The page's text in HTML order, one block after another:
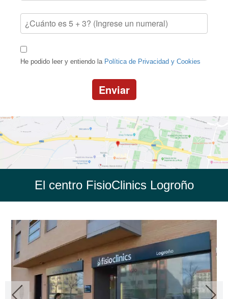
He podido leer y entiendo la Política de Privacidad y Cookies
Enviar
El centro FisioClinics Logroño